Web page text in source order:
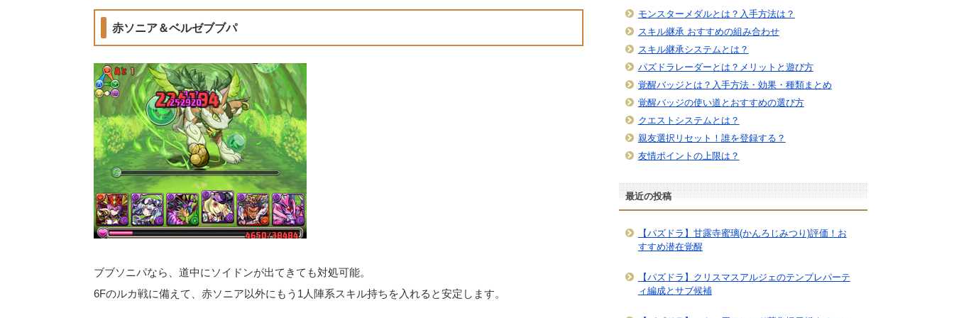
赤ソニア＆ベルゼブブパ
ブブソニパなら、道中にソイドンが出てきても対処可能。
6Fのルカ戦に備えて、赤ソニア以外にもう1人陣系スキル持ちを入れると安定します。
モンスターメダルとは？入手方法は？
スキル継承 おすすめの組み合わせ
スキル継承システムとは？
パズドラレーダーとは？メリットと遊び方
覚醒バッジとは？入手方法・効果・種類まとめ
覚醒バッジの使い道とおすすめの選び方
クエストシステムとは？
親友選択リセット！誰を登録する？
友情ポイントの上限は？
最近の投稿
【パズドラ】甘露寺蜜璃(かんろじみつり)評価！お
すすめ潜在覚醒
【パズドラ】クリスマスアルジェのテンプレパーテ
ィ編成とサブ候補